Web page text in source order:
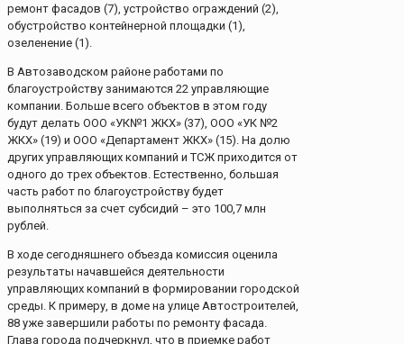
ремонт фасадов (7), устройство ограждений (2),
обустройство контейнерной площадки (1),
озеленение (1).
В Автозаводском районе работами по
благоустройству занимаются 22 управляющие
компании. Больше всего объектов в этом году
будут делать ООО «УК№1 ЖКХ» (37), ООО «УК №2
ЖКХ» (19) и ООО «Департамент ЖКХ» (15). На долю
других управляющих компаний и ТСЖ приходится от
одного до трех объектов. Естественно, большая
часть работ по благоустройству будет
выполняться за счет субсидий – это 100,7 млн
рублей.
В ходе сегодняшнего объезда комиссия оценила
результаты начавшейся деятельности
управляющих компаний в формировании городской
среды. К примеру, в доме на улице Автостроителей,
88 уже завершили работы по ремонту фасада.
Глава города подчеркнул, что в приемке работ